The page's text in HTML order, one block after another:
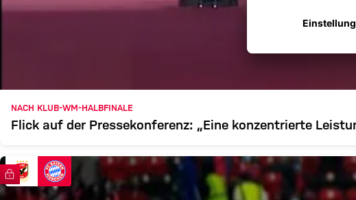
NACH KLUB-WM-HALBFINALE
Flick auf der Pressekonferenz: „Eine konzentrierte
FC Bayern TV PLUS